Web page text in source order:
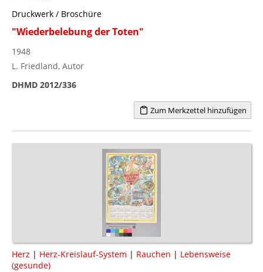
Druckwerk / Broschüre
"Wiederbelebung der Toten"
1948
L. Friedland, Autor
DHMD 2012/336
Zum Merkzettel hinzufügen
Herz | Herz-Kreislauf-System | Rauchen | Lebensweise
(gesunde)